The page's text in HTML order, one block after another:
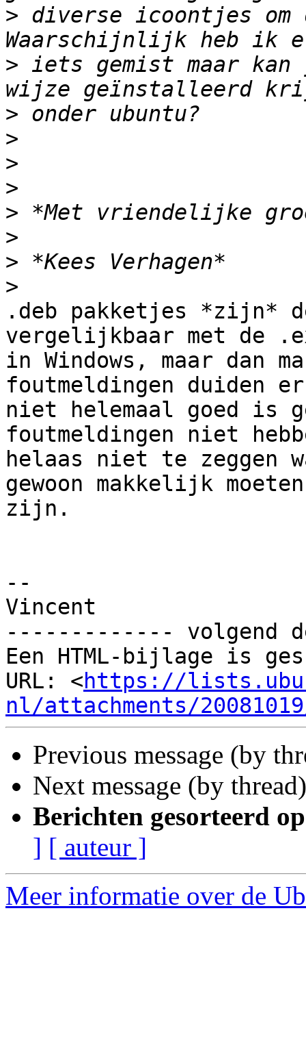
> diverse icoontjes
> iets gemist maar
>
>
>
>
>
>
>
>
.deb pakketjes *zijn*
vergelijkbaar met de
in Windows, maar dan
foutmeldingen duiden
niet helemaal goed is
foutmeldingen niet
helaas niet te zeggen
gewoon makkelijk moeten
zijn.
--
Vincent
------------- volgend
Een HTML-bijlage is
URL: <https://
nl/attachments/
Previous message (by
Next message (by
Berichten gesorteerd
] [ auteur ]
Meer informatie over de